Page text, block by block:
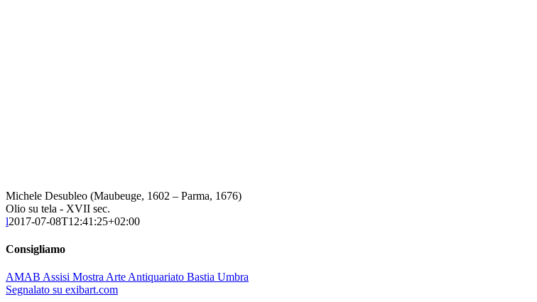
Michele Desubleo (Maubeuge, 1602 – Parma, 1676)
Olio su tela - XVII sec.
l2017-07-08T12:41:25+02:00
Consigliamo
AMAB Assisi Mostra Arte Antiquariato Bastia Umbra
Segnalato su exibart.com